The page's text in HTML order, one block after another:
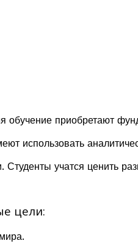
обучение приобретают
использовать
учатся ценить
цели: